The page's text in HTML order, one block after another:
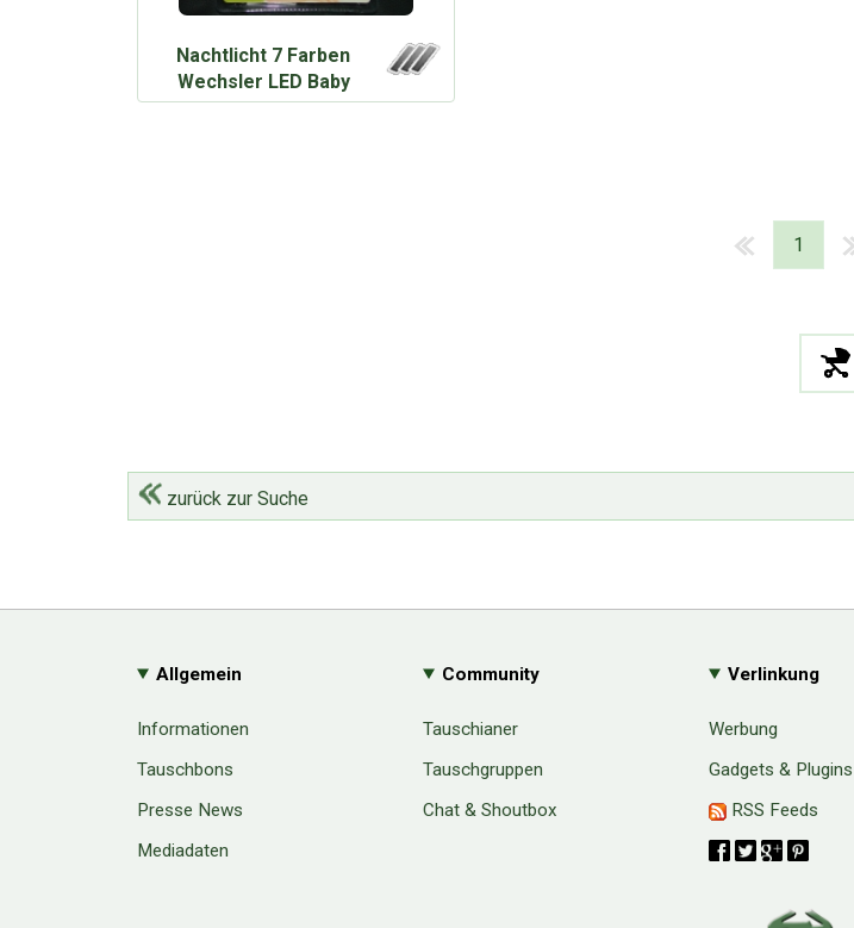
Nachtlicht 7 Farben
Wechsler LED Baby
1
zurück zur Suche
Allgemein
Informationen
Tauschbons
Presse News
Mediadaten
Community
Tauschianer
Tauschgruppen
Chat & Shoutbox
Verlinkung
Werbung
Gadgets & Plugins
RSS Feeds